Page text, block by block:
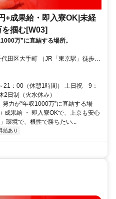
+成果給・即入寮OK|未経
掴む[W03]
万”に直結する場所。
町駅」駅直結） ・船橋営業
田沼駅」徒歩5分、京成線「新津田
：00（休憩1時間） 土日祝 9：
日制（火水休み）
力が“年収1000万”に直結する場
成果給 ・ 即入寮OKで、上京も安心
環境で、根性で勝ちたい...
給あり